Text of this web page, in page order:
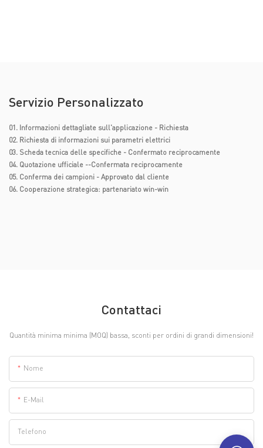
Servizio Personalizzato
01. Informazioni dettagliate sull'applicazione - Richiesta
02. Richiesta di informazioni sui parametri elettrici
03. Scheda tecnica delle specifiche - Confermato reciprocamente
04. Quotazione ufficiale --Confermata reciprocamente
05. Conferma dei campioni - Approvato dal cliente
06. Cooperazione strategica: partenariato win-win
Contattaci
Quantità minima minima (MOQ) bassa, sconti per ordini di grandi dimensioni!
Nome
E-Mail
Telefono